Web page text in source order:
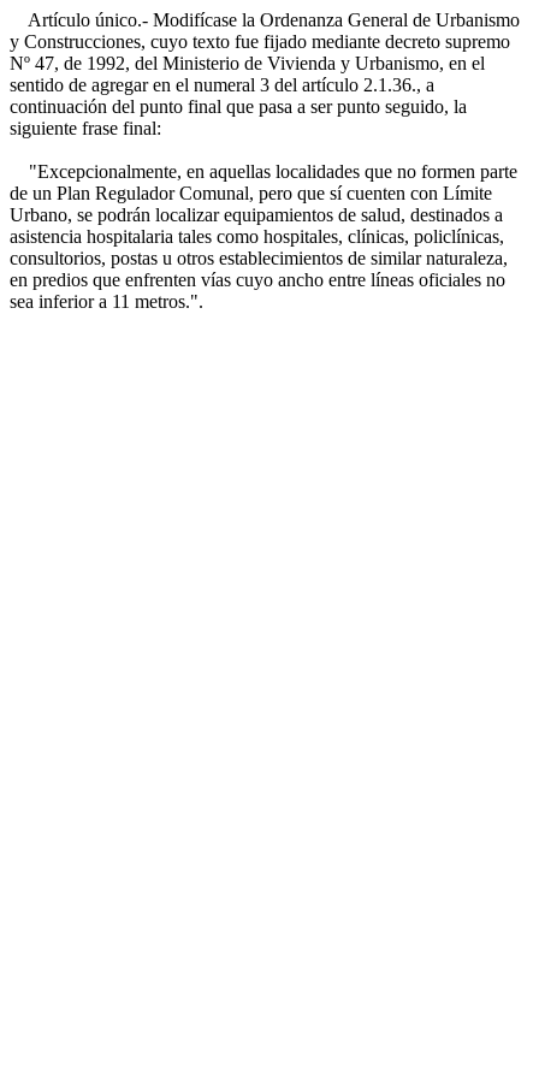
Artículo único.- Modifícase la Ordenanza General de Urbanismo
y Construcciones, cuyo texto fue fijado mediante decreto supremo
Nº 47, de 1992, del Ministerio de Vivienda y Urbanismo, en el
sentido de agregar en el numeral 3 del artículo 2.1.36., a
continuación del punto final que pasa a ser punto seguido, la
siguiente frase final:
"Excepcionalmente, en aquellas localidades que no formen parte
de un Plan Regulador Comunal, pero que sí cuenten con Límite
Urbano, se podrán localizar equipamientos de salud, destinados a
asistencia hospitalaria tales como hospitales, clínicas, policlínicas,
consultorios, postas u otros establecimientos de similar naturaleza,
en predios que enfrenten vías cuyo ancho entre líneas oficiales no
sea inferior a 11 metros.".